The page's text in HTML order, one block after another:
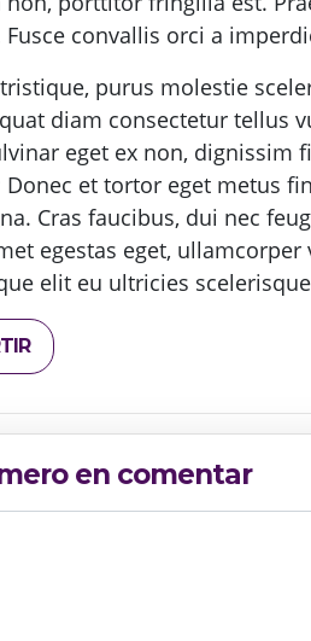
convallis orci a
purus molestie
diam consectetur tellus
eget ex non,
Donec et tortor eget metus
Cras faucibus, dui nec
egestas eget,
elit eu ultricies
en comentar